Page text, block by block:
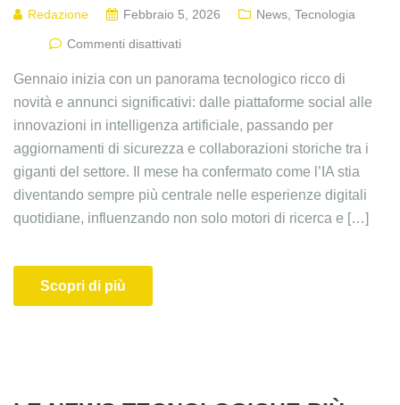
Redazione Febbraio 5, 2026 News, Tecnologia
Commenti disattivati
Gennaio inizia con un panorama tecnologico ricco di
novità e annunci significativi: dalle piattaforme social alle
innovazioni in intelligenza artificiale, passando per
aggiornamenti di sicurezza e collaborazioni storiche tra i
giganti del settore. Il mese ha confermato come l’IA stia
diventando sempre più centrale nelle esperienze digitali
quotidiane, influenzando non solo motori di ricerca e […]
Scopri di più